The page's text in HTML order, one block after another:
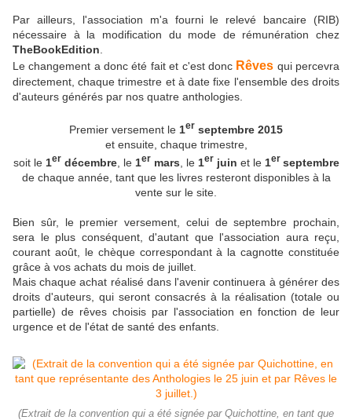
Par ailleurs, l'association m'a fourni le relevé bancaire (RIB)
nécessaire à la modification du mode de rémunération chez
TheBookEdition
Le changement a donc été fait et c'est donc Rêves qui percevra
directement, chaque trimestre et à date fixe l'ensemble des droits
d'auteurs générés par nos quatre anthologies.
Premier versement le 1er septembre 2015
et ensuite, chaque trimestre,
soit le 1erdécembre, le 1ermars , le 1erjuin et le 1er septembre
de chaque année, tant que les livres resteront disponibles à la
vente sur le site.
Bien sûr, le premier versement, celui de septembre prochain,
sera le plus conséquent, d'autant que l'association aura reçu,
courant août, le chèque correspondant à la cagnotte constituée
grâce à vos achats du mois de juillet.
Mais chaque achat réalisé dans l'avenir continuera à générer des
droits d'auteurs, qui seront consacrés à la réalisation (totale ou
partielle) de rêves choisis par l'association en fonction de leur
urgence et de l'état de santé des enfants.
(Extrait de la convention qui a été signée par Quichottine, en tant que